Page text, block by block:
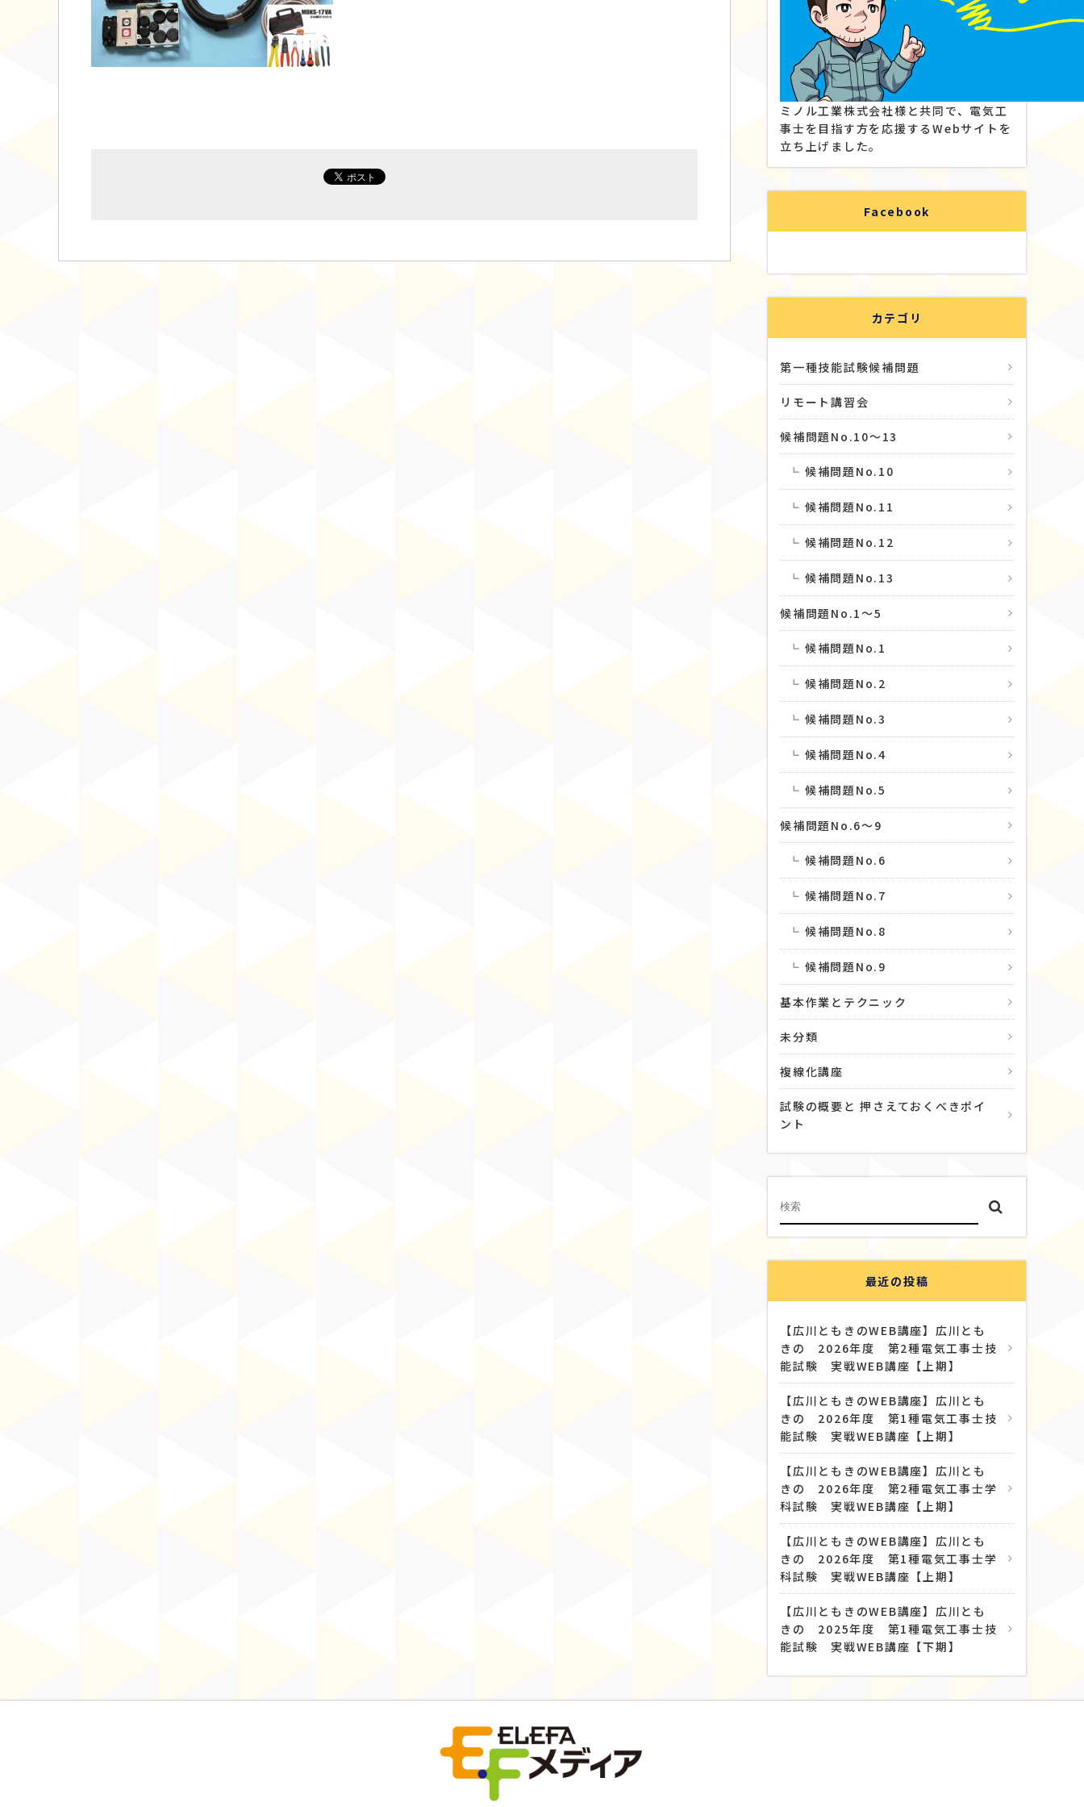
ミノル工業株式会社様と共同で、電気工
事士を目指す方を応援するWebサイトを
立ち上げました。
Facebook
カテゴリ
第一種技能試験候補問題
リモート講習会
候補問題No.10〜13
候補問題No.10
候補問題No.11
候補問題No.12
候補問題No.13
候補問題No.1〜5
候補問題No.1
候補問題No.2
候補問題No.3
候補問題No.4
候補問題No.5
候補問題No.6〜9
候補問題No.6
候補問題No.7
候補問題No.8
候補問題No.9
基本作業とテクニック
未分類
複線化講座
試験の概要と 押さえておくべきポイ
ント
最近の投稿
【広川ともきのWEB講座】広川とも
きの 2026年度 第2種電気工事士技
能試験 実戦WEB講座【上期】
【広川ともきのWEB講座】広川とも
きの 2026年度 第1種電気工事士技
能試験 実戦WEB講座【上期】
【広川ともきのWEB講座】広川とも
きの 2026年度 第2種電気工事士学
科試験 実戦WEB講座【上期】
【広川ともきのWEB講座】広川とも
きの 2026年度 第1種電気工事士学
科試験 実戦WEB講座【上期】
【広川ともきのWEB講座】広川とも
きの 2025年度 第1種電気工事士技
能試験 実戦WEB講座【下期】